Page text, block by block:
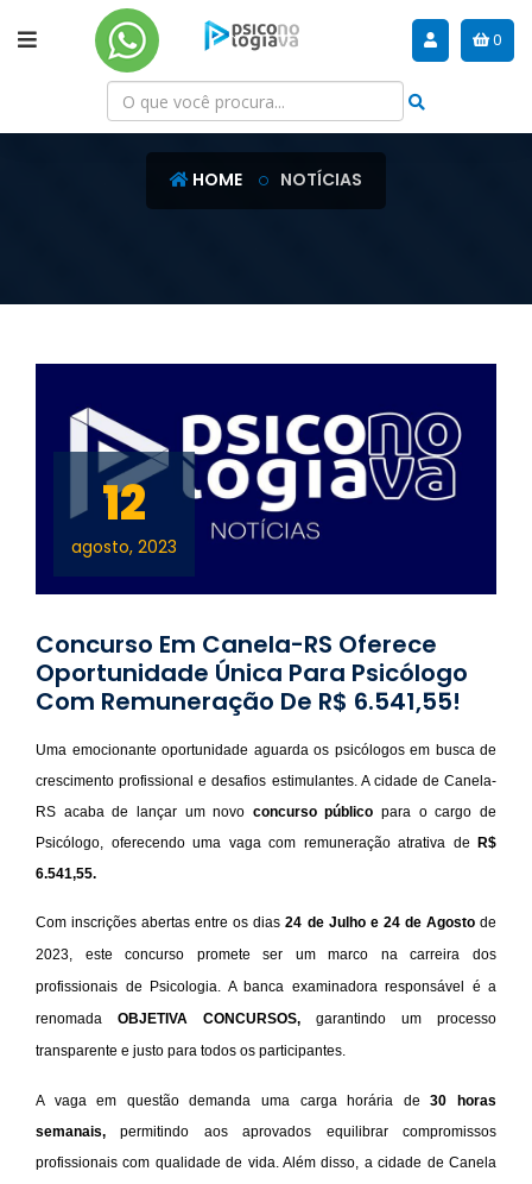
0
NOTÍCIAS
HOME NOTÍCIAS
12
agosto, 2023
Concurso Em Canela-RS Oferece
Oportunidade Única Para Psicólogo
Com Remuneração De R$ 6.541,55!
Uma emocionante oportunidade aguarda os psicólogos em busca de
crescimento profissional e desafios estimulantes. A cidade de Canela-
RS acaba de lançar um novo concurso público para o cargo de
Psicólogo, oferecendo uma vaga com remuneração atrativa de R$
6.541,55.
Com inscrições abertas entre os dias24 de Julho e 24 de Agostode
2023, este concurso promete ser um marco na carreira dos
profissionais de Psicologia. A banca examinadora responsável é a
renomada OBJETIVA CONCURSOS, garantindo um processo
transparente e justo para todos os participantes.
A vaga em questão demanda uma carga horária de 30 horas
semanais, permitindo aos aprovados equilibrar compromissos
profissionais com qualidade de vida. Além disso, a cidade de Canela